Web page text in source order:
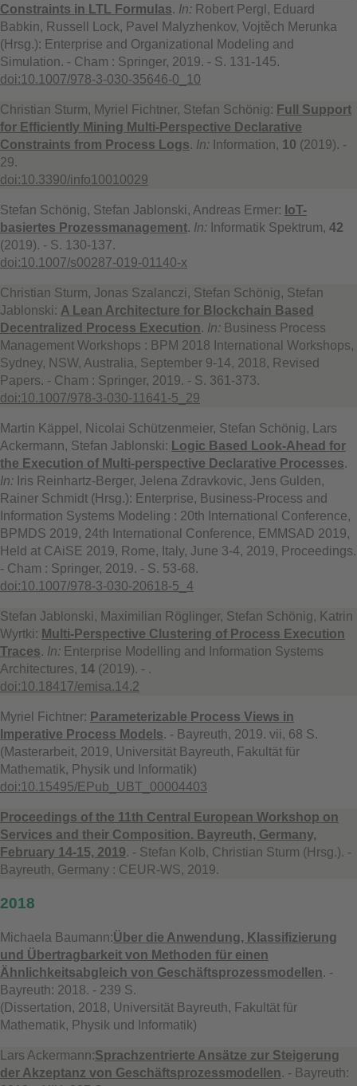
Constraints in LTL Formulas. In: Robert Pergl, Eduard
Babkin, Russell Lock, Pavel Malyzhenkov, Vojtěch Merunka
(Hrsg.): Enterprise and Organizational Modeling and
Simulation. - Cham : Springer, 2019. - S. 131-145.
doi:10.1007/978-3-030-35646-0_10
Christian Sturm, Myriel Fichtner, Stefan Schönig: Full Support
for Efficiently Mining Multi-Perspective Declarative
Constraints from Process Logs. In: Information, 10 (2019). -
29.
doi:10.3390/info10010029
Stefan Schönig, Stefan Jablonski, Andreas Ermer: IoT-
basiertes Prozessmanagement. In: Informatik Spektrum, 42
(2019). - S. 130-137.
doi:10.1007/s00287-019-01140-x
Christian Sturm, Jonas Szalanczi, Stefan Schönig, Stefan
Jablonski: A Lean Architecture for Blockchain Based
Decentralized Process Execution. In: Business Process
Management Workshops : BPM 2018 International Workshops,
Sydney, NSW, Australia, September 9-14, 2018, Revised
Papers. - Cham : Springer, 2019. - S. 361-373.
doi:10.1007/978-3-030-11641-5_29
Martin Käppel, Nicolai Schützenmeier, Stefan Schönig, Lars
Ackermann, Stefan Jablonski: Logic Based Look-Ahead for
the Execution of Multi-perspective Declarative Processes.
In: Iris Reinhartz-Berger, Jelena Zdravkovic, Jens Gulden,
Rainer Schmidt (Hrsg.): Enterprise, Business-Process and
Information Systems Modeling : 20th International Conference,
BPMDS 2019, 24th International Conference, EMMSAD 2019,
Held at CAiSE 2019, Rome, Italy, June 3-4, 2019, Proceedings.
- Cham : Springer, 2019. - S. 53-68.
doi:10.1007/978-3-030-20618-5_4
Stefan Jablonski, Maximilian Röglinger, Stefan Schönig, Katrin
Wyrtki: Multi-Perspective Clustering of Process Execution
Traces. In: Enterprise Modelling and Information Systems
Architectures, 14 (2019). - .
doi:10.18417/emisa.14.2
Myriel Fichtner: Parameterizable Process Views in
Imperative Process Models. - Bayreuth, 2019. vii, 68 S.
(Masterarbeit, 2019, Universität Bayreuth, Fakultät für
Mathematik, Physik und Informatik)
doi:10.15495/EPub_UBT_00004403
Proceedings of the 11th Central European Workshop on
Services and their Composition. Bayreuth, Germany,
February 14-15, 2019. - Stefan Kolb, Christian Sturm (Hrsg.). -
Bayreuth, Germany : CEUR-WS, 2019.
2018
Michaela Baumann:Über die Anwendung, Klassifizierung
und Übertragbarkeit von Methoden für einen
Ähnlichkeitsabgleich von Geschäftsprozessmodellen. -
Bayreuth: 2018. - 239 S.
(Dissertation, 2018, Universität Bayreuth, Fakultät für
Mathematik, Physik und Informatik)
Lars Ackermann:Sprachzentrierte Ansätze zur Steigerung
der Akzeptanz von Geschäftsprozessmodellen. - Bayreuth: